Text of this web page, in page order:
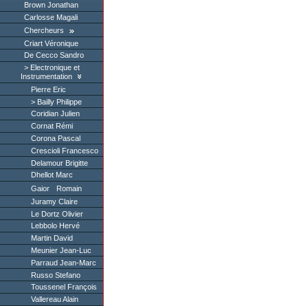
Brown Jonathan
Carlosse Magali
Chercheurs
Criart Véronique
De Cecco Sandro
Electronique et
Instrumentation
Pierre Eric
Bailly Philippe
Coridian Julien
Cornat Rémi
Corona Pascal
Crescioli Francesco
Delamour Brigitte
Dhellot Marc
Gaior Romain
Juramy Claire
Le Dortz Olivier
Lebbolo Hervé
Martin David
Meunier Jean-Luc
Parraud Jean-Marc
Russo Stefano
Toussenel François
Vallereau Alain